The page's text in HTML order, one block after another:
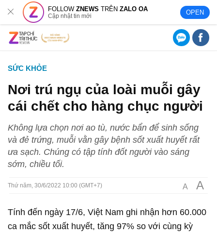
FOLLOWZNEWS TRÊNZALO OA
Cập nhật tin mới OPEN
SỨC KHỎE
Nơi trú ngụ của loài muỗi gây
cái chết cho hàng chục người
Không lựa chọn nơi ao tù, nước bẩn để sinh sống
và đẻ trứng, muỗi vằn gây bệnh sốt xuất huyết rất
ưa sạch. Chúng có tập tính đốt người vào sáng
sớm, chiều tối.
Thứ năm, 30/6/2022 10:00 (GMT+7) A A
Tính đến ngày 17/6, Việt Nam ghi nhận hơn 60.000
ca mắc sốt xuất huyết, tăng 97% so với cùng kỳ